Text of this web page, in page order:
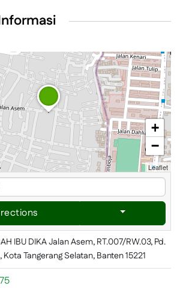
+
−
Leaflet
IBU DIKA Jalan Asem, RT.007/RW.03, Pd.
Kota Tangerang Selatan, Banten 15221